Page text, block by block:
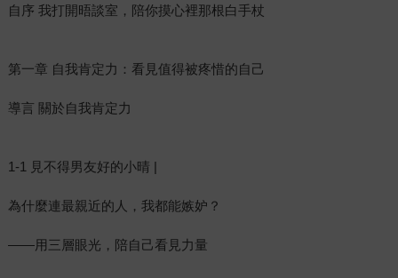
自序 我打開晤談室，陪你摸心裡那根白手杖
第一章 自我肯定力：看見值得被疼惜的自己
導言 關於自我肯定力
1-1 見不得男友好的小晴 |
為什麼連最親近的人，我都能嫉妒？
——用三層眼光，陪自己看見力量